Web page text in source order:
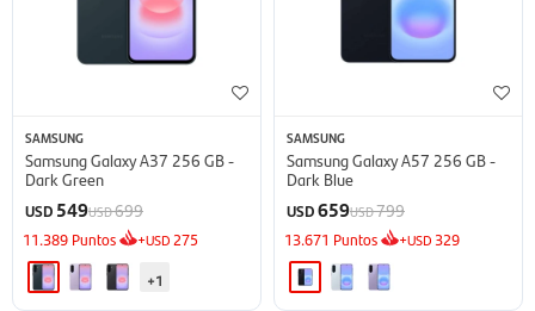
SAMSUNG
Samsung Galaxy A37 256 GB -
Dark Green
USD 549USD699
11.389 Puntos +USD 275
+1
SAMSUNG
Samsung Galaxy A57 256 GB -
Dark Blue
USD659USD799
13.671 Puntos +USD 329